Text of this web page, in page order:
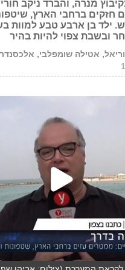
מנרה, והברד ניקב
חזקים ברחבי הארץ,
של 100 קמ"ש. ילד בן ארבע טבע
ובשבת צפוי להיות בהיר
אטילה שומפלבי,